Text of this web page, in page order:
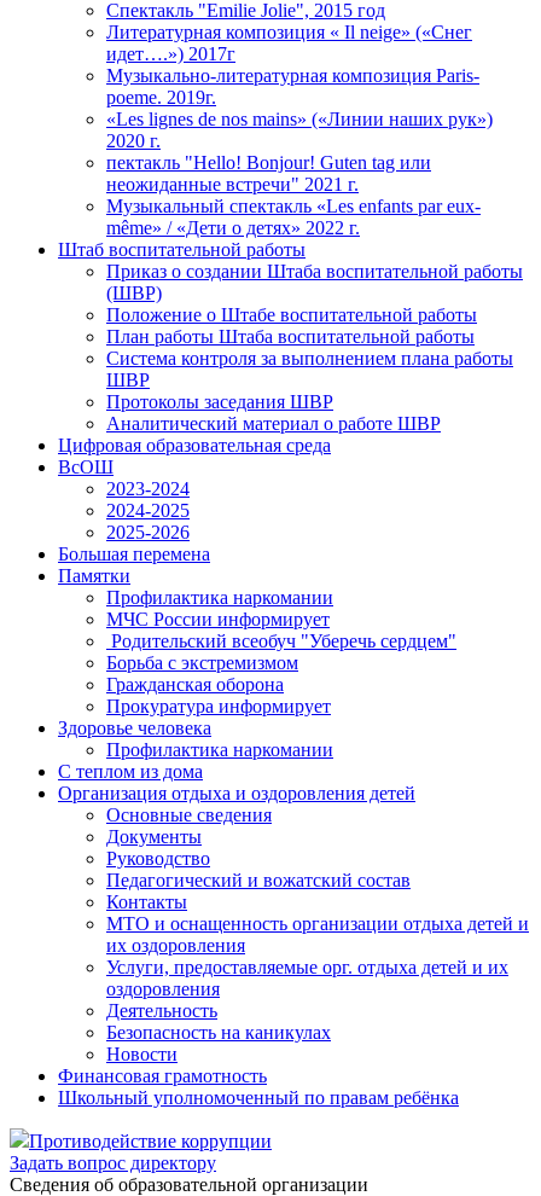
Спектакль "Emilie Jolie", 2015 год
Литературная композиция « Il neige» («Снег
идет….») 2017г
Музыкально-литературная композиция Paris-
poeme. 2019г.
«Les lignes de nos mains» («Линии наших рук»)
2020 г.
пектакль "Hello! Bonjour! Guten tag или
неожиданные встречи" 2021 г.
Музыкальный спектакль «Les enfants par eux-
même» / «Дети о детях» 2022 г.
Штаб воспитательной работы
Приказ о создании Штаба воспитательной работы
(ШВР)
Положение о Штабе воспитательной работы
План работы Штаба воспитательной работы
Система контроля за выполнением плана работы
ШВР
Протоколы заседания ШВР
Аналитический материал о работе ШВР
Цифровая образовательная среда
ВсОШ
2023-2024
2024-2025
2025-2026
Большая перемена
Памятки
Профилактика наркомании
МЧС России информирует
Родительский всеобуч "Уберечь сердцем"
Борьба с экстремизмом
Гражданская оборона
Прокуратура информирует
Здоровье человека
Профилактика наркомании
С теплом из дома
Организация отдыха и оздоровления детей
Основные сведения
Документы
Руководство
Педагогический и вожатский состав
Контакты
МТО и оснащенность организации отдыха детей и
их оздоровления
Услуги, предоставляемые орг. отдыха детей и их
оздоровления
Деятельность
Безопасность на каникулах
Новости
Финансовая грамотность
Школьный уполномоченный по правам ребёнка
Противодействие коррупции
Задать вопрос директору
Cведения об образовательной организации